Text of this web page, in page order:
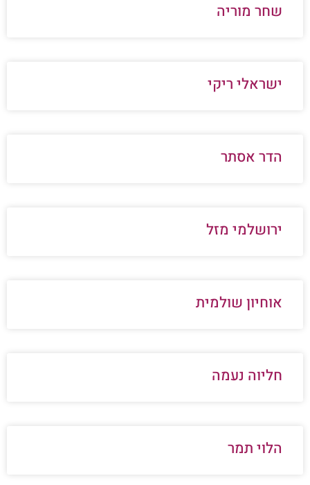
שחר מוריה
ישראלי ריקי
הדר אסתר
ירושלמי מזל
אוחיון שולמית
חליוה נעמה
הלוי תמר